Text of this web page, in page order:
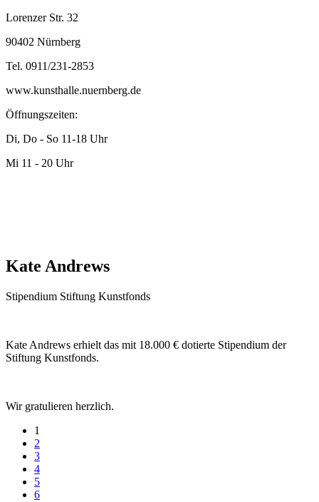
Lorenzer Str. 32
90402 Nürnberg
Tel. 0911/231-2853
www.kunsthalle.nuernberg.de
Öffnungszeiten:
Di, Do - So 11-18 Uhr
Mi 11 - 20 Uhr
Kate Andrews
Stipendium Stiftung Kunstfonds
Kate Andrews erhielt das mit 18.000 € dotierte Stipendium der
Stiftung Kunstfonds.
Wir gratulieren herzlich.
1
2
3
4
5
6